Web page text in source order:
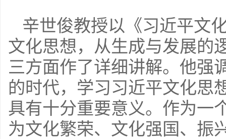
辛世俊教授以《习近平文
文化思想，从生成与发展的
三方面作了详细讲解。他强
的时代，学习习近平文化思
具有十分重要意义。作为一
为文化繁荣、文化强国、振